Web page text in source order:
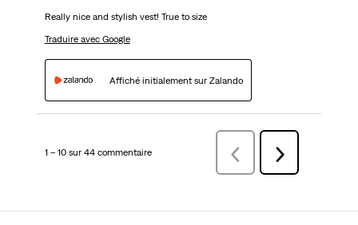
Really nice and stylish vest! True to size
Traduire avec Google
Affiché initialement sur Zalando
1 – 10 sur 44 commentaire Précédentcommentaire
Suivant
commentaire